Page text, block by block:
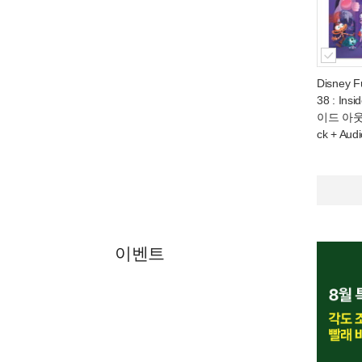
Disney
38 :
이드 아
ck +
이벤트